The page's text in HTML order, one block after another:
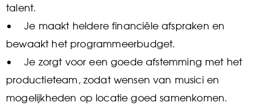
talent.
• Je maakt heldere financiële afspraken en
bewaakt het programmeerbudget.
• Je zorgt voor een goede afstemming met het
productieteam, zodat wensen van musici en
mogelijkheden op locatie goed samenkomen.